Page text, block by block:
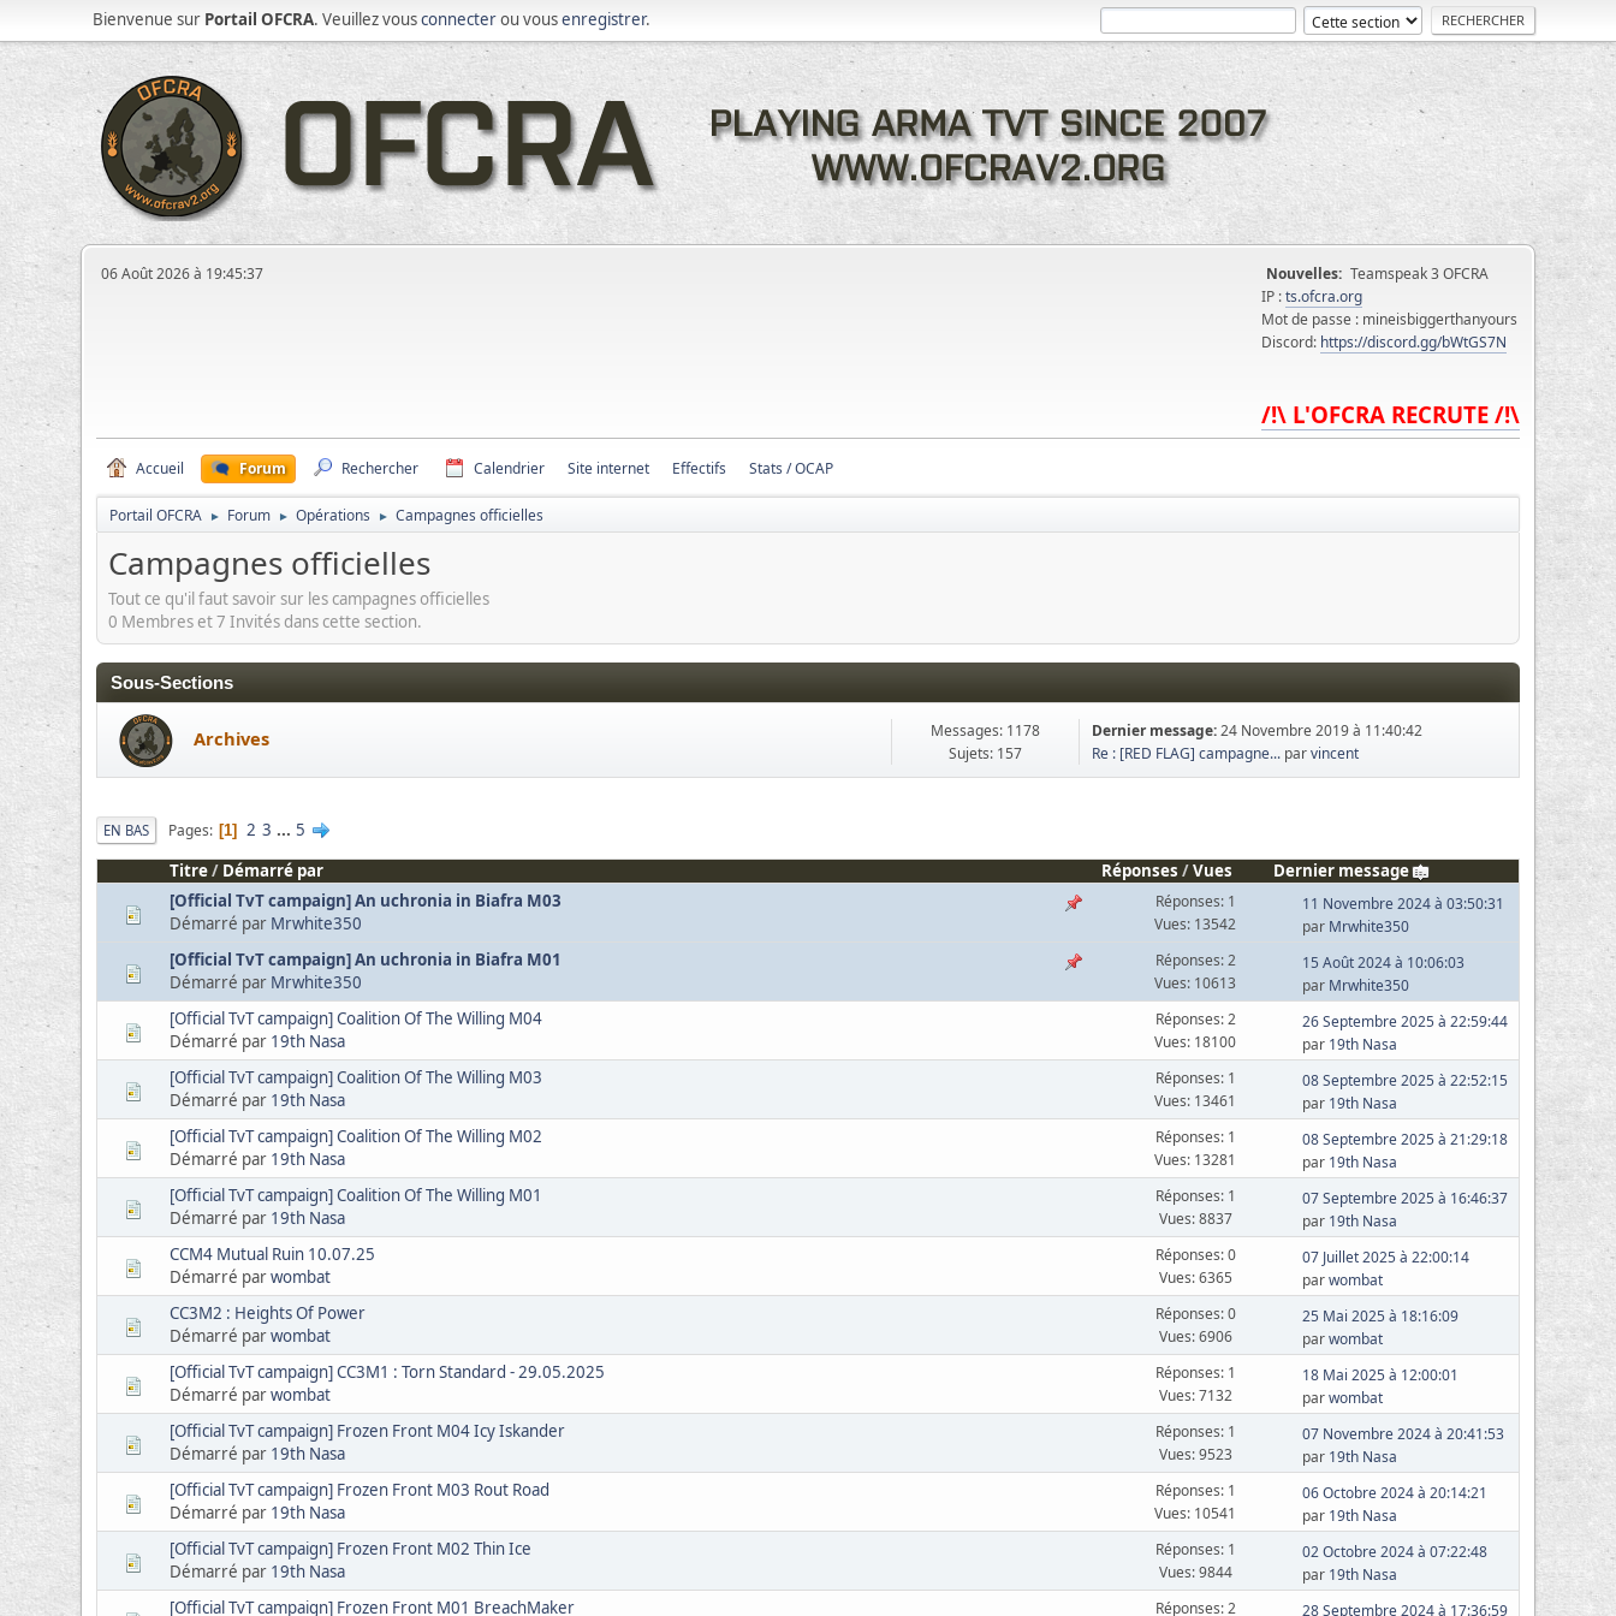
Bienvenue sur Portail OFCRA. Veuillez vousconnecterou vousenregistrer.
06 Août 2026 à 19:45:37 Nouvelles: Teamspeak 3 OFCRA
IP :ts.ofcra.org
Mot de passe : mineisbiggerthanyours
Discord: https://discord.gg/bWtGS7N
/!\ L'OFCRA RECRUTE /!\
Accueil Forum Rechercher Calendrier Site internet Effectifs Stats / OCAP
Portail OFCRA ► Forum ► Opérations ► Campagnes officielles
Campagnes officielles
Tout ce qu'il faut savoir sur les campagnes officielles
0 Membres et 7 Invités dans cette section.
Sous-Sections
Archives
Messages: 1178
Sujets: 157
Dernier message:24 Novembre 2019 à 11:40:42
Re : [RED FLAG] campagne... parvincent
EN BAS Pages 1 2 3 ... 5
Titre/ Démarré par Réponses /Vues
Dernier message
[Official TvT campaign] An uchronia in Biafra M03
Démarré par Mrwhite350
Réponses: 1
Vues: 13542
11 Novembre 2024 à 03:50:31
par Mrwhite350
[Official TvT campaign] An uchronia in Biafra M01
Démarré par Mrwhite350
Réponses: 2
Vues: 10613
15 Août 2024 à 10:06:03
par Mrwhite350
[Official TvT campaign] Coalition Of The Willing M04
Démarré par 19th Nasa
Réponses: 2
Vues: 18100
26 Septembre 2025 à 22:59:44
par 19th Nasa
[Official TvT campaign] Coalition Of The Willing M03
Démarré par 19th Nasa
Réponses: 1
Vues: 13461
08 Septembre 2025 à 22:52:15
par 19th Nasa
[Official TvT campaign] Coalition Of The Willing M02
Démarré par 19th Nasa
Réponses: 1
Vues: 13281
08 Septembre 2025 à 21:29:18
par 19th Nasa
[Official TvT campaign] Coalition Of The Willing M01
Démarré par 19th Nasa
Réponses: 1
Vues: 8837
07 Septembre 2025 à 16:46:37
par 19th Nasa
CCM4 Mutual Ruin 10.07.25
Démarré parwombat
Réponses: 0
Vues: 6365
07 Juillet 2025 à 22:00:14
parwombat
CC3M2 : Heights Of Power
Démarré parwombat
Réponses: 0
Vues: 6906
25 Mai 2025 à 18:16:09
parwombat
[Official TvT campaign] CC3M1 : Torn Standard - 29.05.2025
Démarré parwombat
Réponses: 1
Vues: 7132
18 Mai 2025 à 12:00:01
parwombat
[Official TvT campaign] Frozen Front M04 Icy Iskander
Démarré par 19th Nasa
Réponses: 1
Vues: 9523
07 Novembre 2024 à 20:41:53
par 19th Nasa
[Official TvT campaign] Frozen Front M03 Rout Road
Démarré par 19th Nasa
Réponses: 1
Vues: 10541
06 Octobre 2024 à 20:14:21
par 19th Nasa
[Official TvT campaign] Frozen Front M02 Thin Ice
Démarré par 19th Nasa
Réponses: 1
Vues: 9844
02 Octobre 2024 à 07:22:48
par 19th Nasa
[Official TvT campaign] Frozen Front M01 BreachMaker Réponses: 2 28 Septembre 2024 à 17:36:59